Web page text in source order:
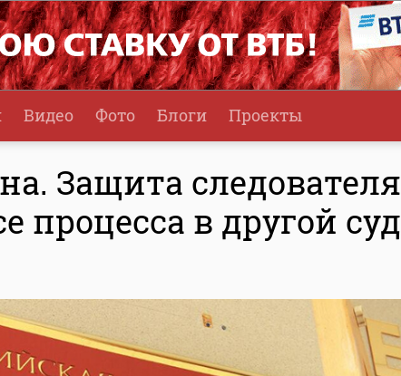
Видео Фото Блоги Проекты
Защита следователя
процесса в другой суд